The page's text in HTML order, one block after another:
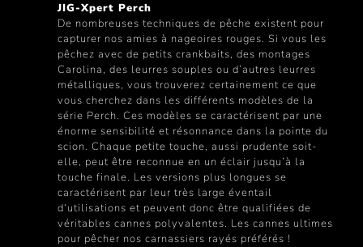
JIG-Xpert Perch
De nombreuses techniques de pêche existent pour
capturer nos amies à nageoires rouges. Si vous les
pêchez avec de petits crankbaits, des montages
Carolina, des leurres souples ou d’autres leurres
métalliques, vous trouverez certainement ce que
vous cherchez dans les différents modèles de la
série Perch. Ces modèles se caractérisent par une
énorme sensibilité et résonnance dans la pointe du
scion. Chaque petite touche, aussi prudente soit-
elle, peut être reconnue en un éclair jusqu’à la
touche finale. Les versions plus longues se
caractérisent par leur très large éventail
d‘utilisations et peuvent donc être qualifiées de
véritables cannes polyvalentes. Les cannes ultimes
pour pêcher nos carnassiers rayés préférés !